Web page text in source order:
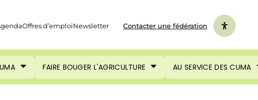
Offres d’emploiNewsletter Contacter une fédération
FAIRE BOUGER L'AGRICULTURE AU SERVICE DES CUMA